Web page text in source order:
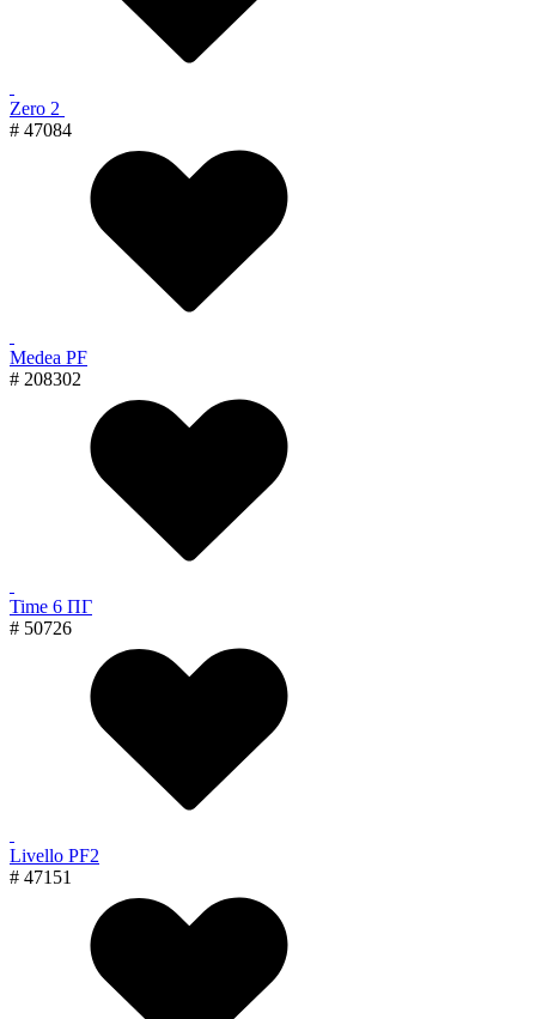
Zero 2
# 47084
Medea PF
# 208302
Time 6 ПГ
# 50726
Livello PF2
# 47151